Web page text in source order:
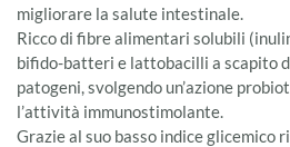
migliorare la salute intestinale.
Ricco di fibre alimentari solubili
bifido-batteri e lattobacilli a scapito
patogeni, svolgendo un’azione
l’attività immunostimolante.
Grazie al suo basso indice glicemico